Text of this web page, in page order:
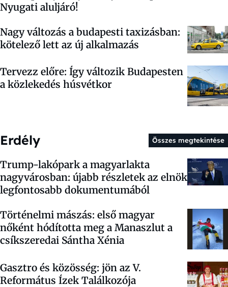
Nyugati aluljáró!
Nagy változás a budapesti taxizásban:
kötelező lett az új alkalmazás
Tervezz előre: Így változik Budapesten
a közlekedés húsvétkor
Erdély Összes megtekintése
Trump-lakópark a magyarlakta
nagyvárosban: újabb részletek az elnök
legfontosabb dokumentumából
Történelmi mászás: első magyar
nőként hódította meg a Manaszlut a
csíkszeredai Sántha Xénia
Gasztro és közösség: jön az V.
Református Ízek Találkozója